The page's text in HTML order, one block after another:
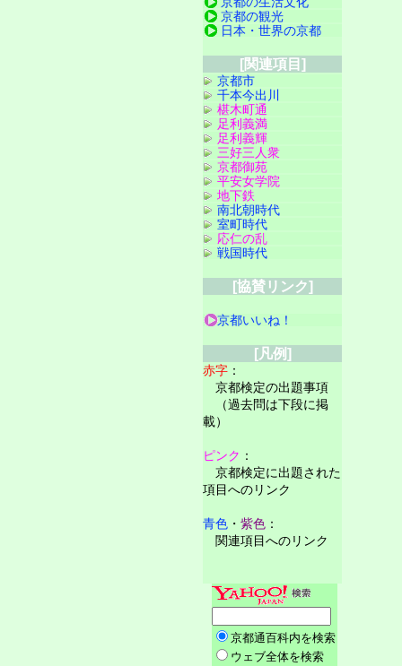
京都の観光
日本・世界の京都
[関連項目]
京都市
千本今出川
椹木町通
足利義満
足利義輝
三好三人衆
京都御苑
平安女学院
地下鉄
南北朝時代
室町時代
応仁の乱
戦国時代
[協賛リンク]
京都いいね！
[凡例]
赤字 ：
京都検定の出題事項
（過去問は下段に掲
載）
ピンク ：
京都検定に出題された
項目へのリンク
青色 ・ 紫色 ：
関連項目へのリンク